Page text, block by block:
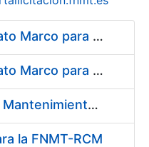
Contratación de Contrato Marco para el Suministro de Material de Fontanería y Repuestos de Aire Acondicionado, bienio 2018-2019
Contratación de Contrato Marco para el Suministro de Material de Ferretería, Bienio 2018-2019
Servicios de Soporte y Mantenimiento de Licencias de Software IBM para Fábrica Nacional de Moneda y Timbre-Real Casa de la Moneda (FNMT-RCM)
la FNMT-RCM